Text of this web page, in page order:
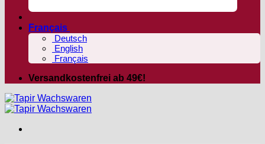
Français
Deutsch
English
Français
Versandkostenfrei ab 49€!